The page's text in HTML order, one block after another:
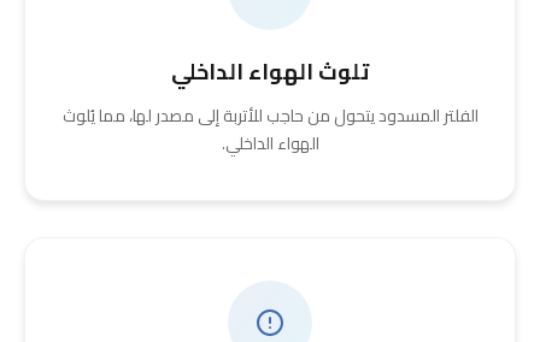
تلوث الهواء الداخلي
الفلتر المسدود يتحول من حاجب للأتربة إلى مصدر لها، مما يُلوث
الهواء الداخلي.